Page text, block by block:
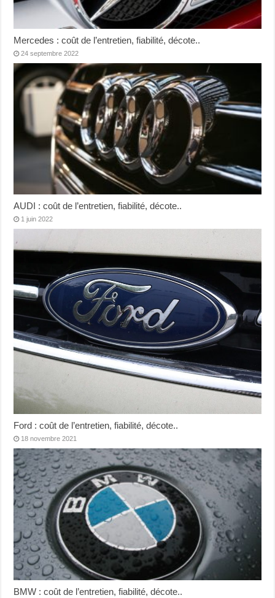
Mercedes : coût de l’entretien, fiabilité, décote..
24 septembre 2022
AUDI : coût de l’entretien, fiabilité, décote..
1 juin 2022
Ford : coût de l’entretien, fiabilité, décote..
18 novembre 2021
BMW : coût de l’entretien, fiabilité, décote..